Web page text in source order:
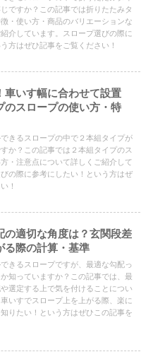
ですか？この記事では折りたたみタ
・使い方・商品のバリエーションな
介しています。スロープ選びの際に
方はぜひ記事をご覧ください！
車いす幅に合わせて設置
のスロープの使い方・特
きるスロープの中で２本組タイプが
か？この記事では２本組タイプのス
・注意点について詳しくご紹介して
の際に参考にしたい！という方はぜ
！
の適切な角度は？玄関段差
る際の計算・基準
きるスロープですが、最適な勾配っ
知っていますか？この記事では、最
選定する上で気を付けることについ
いすでスロープ上を上がる際、楽に
知りたい！という方はぜひこの記事を